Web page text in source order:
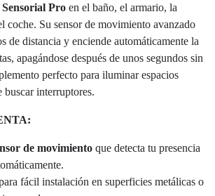
Pro en el baño, el armario, la
coche. Su sensor de movimiento avanzado
de distancia y enciende automáticamente la
apagándose después de unos segundos sin
perfecto para iluminar espacios
buscar interruptores.
de movimiento que detecta tu presencia
fácil instalación en superficies metálicas o